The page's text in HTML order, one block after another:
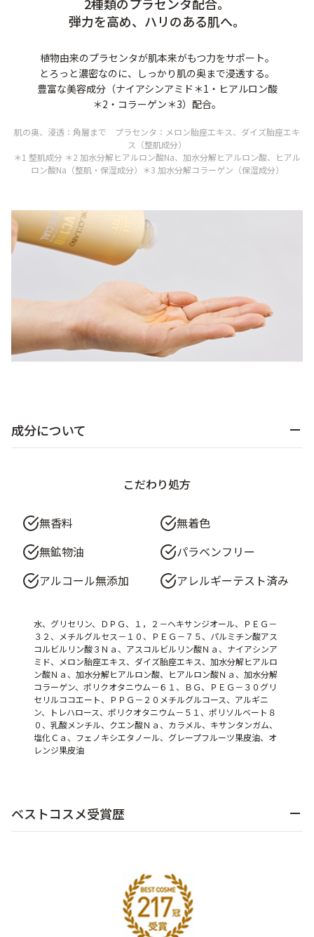
弾力を高め、ハリのある肌へ。
植物由来のプラセンタが肌本来がもつ力をサポート。
とろっと濃密なのに、しっかり肌の奥まで浸透する。
豊富な美容成分（ナイアシンアミド＊1・ヒアルロン酸
＊2・コラーゲン＊3）配合。
肌の奥、浸透：角層まで プラセンタ：メロン胎座エキス、ダイズ胎座エキ
ス（整肌成分）
＊1 整肌成分 ＊2 加水分解ヒアルロン酸Na、加水分解ヒアルロン酸、ヒアル
ロン酸Na（整肌・保湿成分）＊3 加水分解コラーゲン（保湿成分）
成分について
こだわり処方
無香料
無着色
無鉱物油
パラベンフリー
アルコール無添加
アレルギーテスト済み
水、グリセリン、ＤＰＧ、１，２－ヘキサンジオール、ＰＥＧ－
３２、メチルグルセス－１０、ＰＥＧ－７５、パルミチン酸アス
コルビルリン酸３Ｎａ、アスコルビルリン酸Ｎａ、ナイアシンア
ミド、メロン胎座エキス、ダイズ胎座エキス、加水分解ヒアルロ
ン酸Ｎａ、加水分解ヒアルロン酸、ヒアルロン酸Ｎａ、加水分解
コラーゲン、ポリクオタニウム－６１、ＢＧ、ＰＥＧ－３０グリ
セリルココエート、ＰＰＧ－２０メチルグルコース、アルギニ
ン、トレハロース、ポリクオタニウム－５１、ポリソルベート８
０、乳酸メンチル、クエン酸Ｎａ、カラメル、キサンタンガム、
塩化Ｃａ、フェノキシエタノール、グレープフルーツ果皮油、オ
レンジ果皮油
ベストコスメ受賞歴